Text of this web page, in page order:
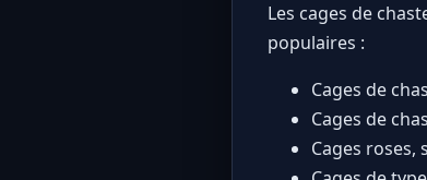
Les cages de
populaires :
Cages de
Cages de
Cages roses,